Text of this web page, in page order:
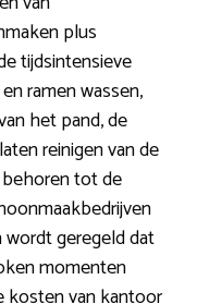
plus
tijdsintensieve
ramen wassen,
het pand, de
reinigen van de
tot de
wordt geregeld dat
momenten
kosten van kantoor